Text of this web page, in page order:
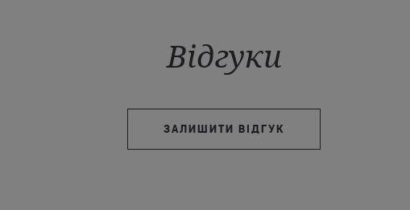
Відгуки
ЗАЛИШИТИ ВІДГУК